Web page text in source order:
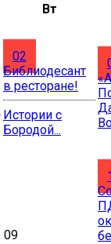
Вт
02
Библиодесант
в ресторане!
Истории с
Бородой...
09